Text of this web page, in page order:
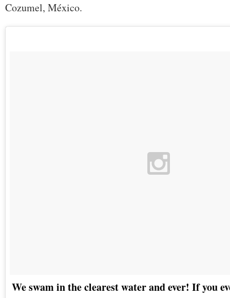
Cozumel, México.
We swam in the clearest water and ever! If you